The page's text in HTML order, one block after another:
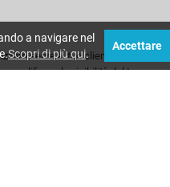
serve al tuo cliente per
amplificare la visibilità del tuo
a navigare nel
Scopri di più qui.
Accettare